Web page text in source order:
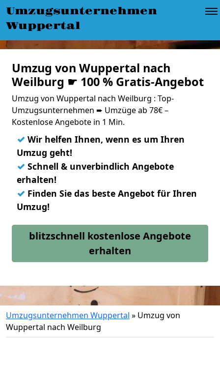
Umzugsunternehmen
Wuppertal
Umzug von Wuppertal nach
Weilburg ☛ 100 % Gratis-Angebot
Umzug von Wuppertal nach Weilburg : Top-
Umzugsunternehmen ➨ Umzüge ab 78€ –
Kostenlose Angebote in 1 Min.
✓ Wir helfen Ihnen, wenn es um Ihren
Umzug geht!
✓ Schnell & unverbindlich Angebote
erhalten!
✓ Finden Sie das beste Angebot für Ihren
Umzug!
blitzschnell kostenlose Angebote
erhalten
Umzugsunternehmen Wuppertal » Umzug von
Wuppertal nach Weilburg